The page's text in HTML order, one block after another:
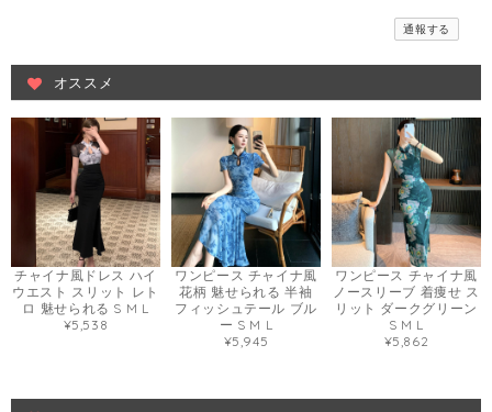
通報する
オススメ
チャイナ風ドレス ハイ
ウエスト スリット レト
ロ 魅せられる S M L
¥5,538
ワンピース チャイナ風
花柄 魅せられる 半袖
フィッシュテール ブル
ー S M L
¥5,945
ワンピース チャイナ風
ノースリーブ 着痩せ ス
リット ダークグリーン
S M L
¥5,862